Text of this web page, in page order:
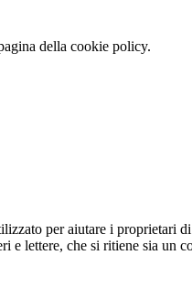
della cookie policy.
per aiutare i proprietari
lettere, che si ritiene sia un